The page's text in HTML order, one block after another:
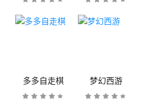
多多自走棋 梦幻西游